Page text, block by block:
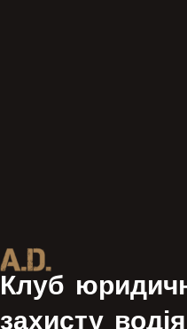
Клуб
захисту водія